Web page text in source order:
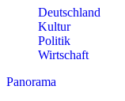
Deutschland
Kultur
Politik
Wirtschaft
Panorama